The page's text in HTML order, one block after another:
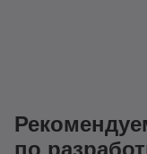
по